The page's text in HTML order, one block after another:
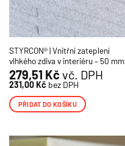
STYRCON® | Vnitřní zateplení
vlhkého zdiva v interiéru – 50 mm
279,51 Kč vč. DPH
231,00Kč bez DPH
PŘIDAT DO KOŠÍKU